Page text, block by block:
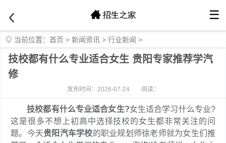
☰
当前位置： 首页 > 新闻资讯 > 行业新闻 >
技校都有什么专业适合女生 贵阳专家推荐学汽
修
发布时间：2026-07-24 阅读：
技校都有什么专业适合女生?女生适合学习什么专业?
这是很多不想上初高中选择技校的女生都非常关注的问
题。今天贵阳汽车学校的职业规划师徐老师就为女生们推